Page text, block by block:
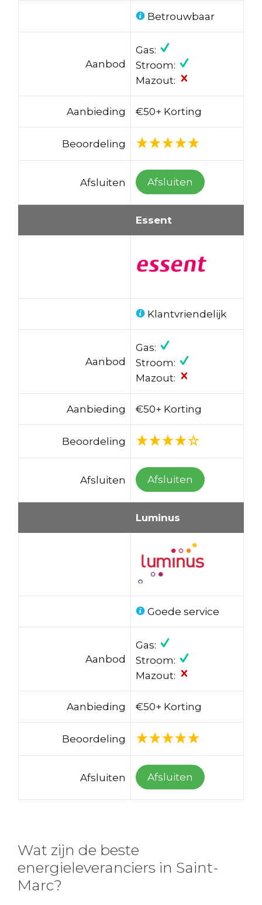
Betrouwbaar
Aanbod
Gas:
Stroom:
Mazout:
Aanbieding €50+ Korting
Beoordeling
Afsluiten Afsluiten
Essent
Klantvriendelijk
Aanbod
Gas:
Stroom:
Mazout:
Aanbieding €50+ Korting
Beoordeling
Afsluiten Afsluiten
Luminus
Goede service
Aanbod
Gas:
Stroom:
Mazout:
Aanbieding €50+ Korting
Beoordeling
Afsluiten Afsluiten
Wat zijn de beste
energieleveranciers in Saint-
Marc?